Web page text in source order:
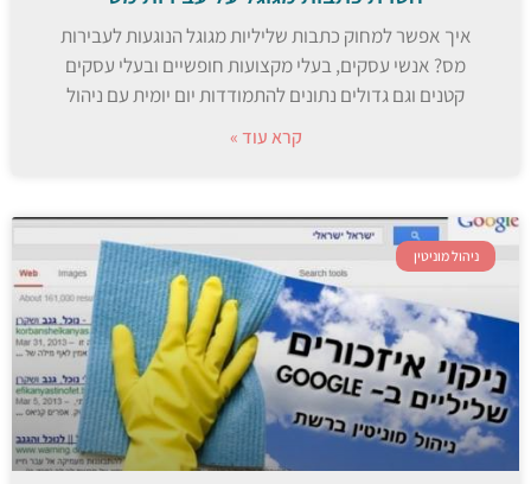
איך אפשר למחוק כתבות שליליות מגוגל הנוגעות לעבירות
מס? אנשי עסקים, בעלי מקצועות חופשיים ובעלי עסקים
קטנים וגם גדולים נתונים להתמודדות יום יומית עם ניהול
קרא עוד »
ניהול מוניטין